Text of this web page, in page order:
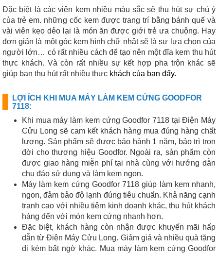
Đặc biệt là các viên kem nhiều màu sắc sẽ thu hút sự chú ý
của trẻ em. những cốc kem được trang trí bằng bánh quế và
vài viên kẹo dẻo lại là món ăn được giới trẻ ưa chuộng. Hay
đơn giản là một góc kem hình chữ nhật sẽ là sự lựa chọn của
người lớn… có rất nhiều cách để tạo nên một đĩa kem thu hút
thực khách. Và còn rất nhiều sự kết hợp pha trộn khác sẽ
giúp bạn thu hút rất nhiều thực khách của bạn đấy.
LỢI ÍCH KHI MUA MÁY LÀM KEM CỨNG GOODFOR
7118:
Khi mua máy làm kem cứng Goodfor 7118 tại Điện Máy
Cửu Long sẽ cam kết khách hàng mua đúng hàng chất
lượng. Sản phẩm sẽ được bảo hành 1 năm, bảo trì trọn
đời cho thương hiệu Goodfor. Ngoài ra, sản phẩm còn
được giao hàng miễn phí tại nhà cùng với hướng dẫn
chu đáo sử dụng và làm kem ngon.
Máy làm kem cứng Goodfor 7118 giúp làm kem nhanh,
ngon, đảm bảo độ lạnh đúng tiêu chuẩn. Khả năng cạnh
tranh cao với nhiều tiệm kinh doanh khác, thu hút khách
hàng đến với món kem cứng nhanh hơn.
Đặc biệt, khách hàng còn nhận được khuyến mãi hấp
dẫn từ Điện Máy Cửu Long. Giảm giá và nhiều quà tặng
đi kèm bất ngờ khác. Mua máy làm kem cứng Goodfor